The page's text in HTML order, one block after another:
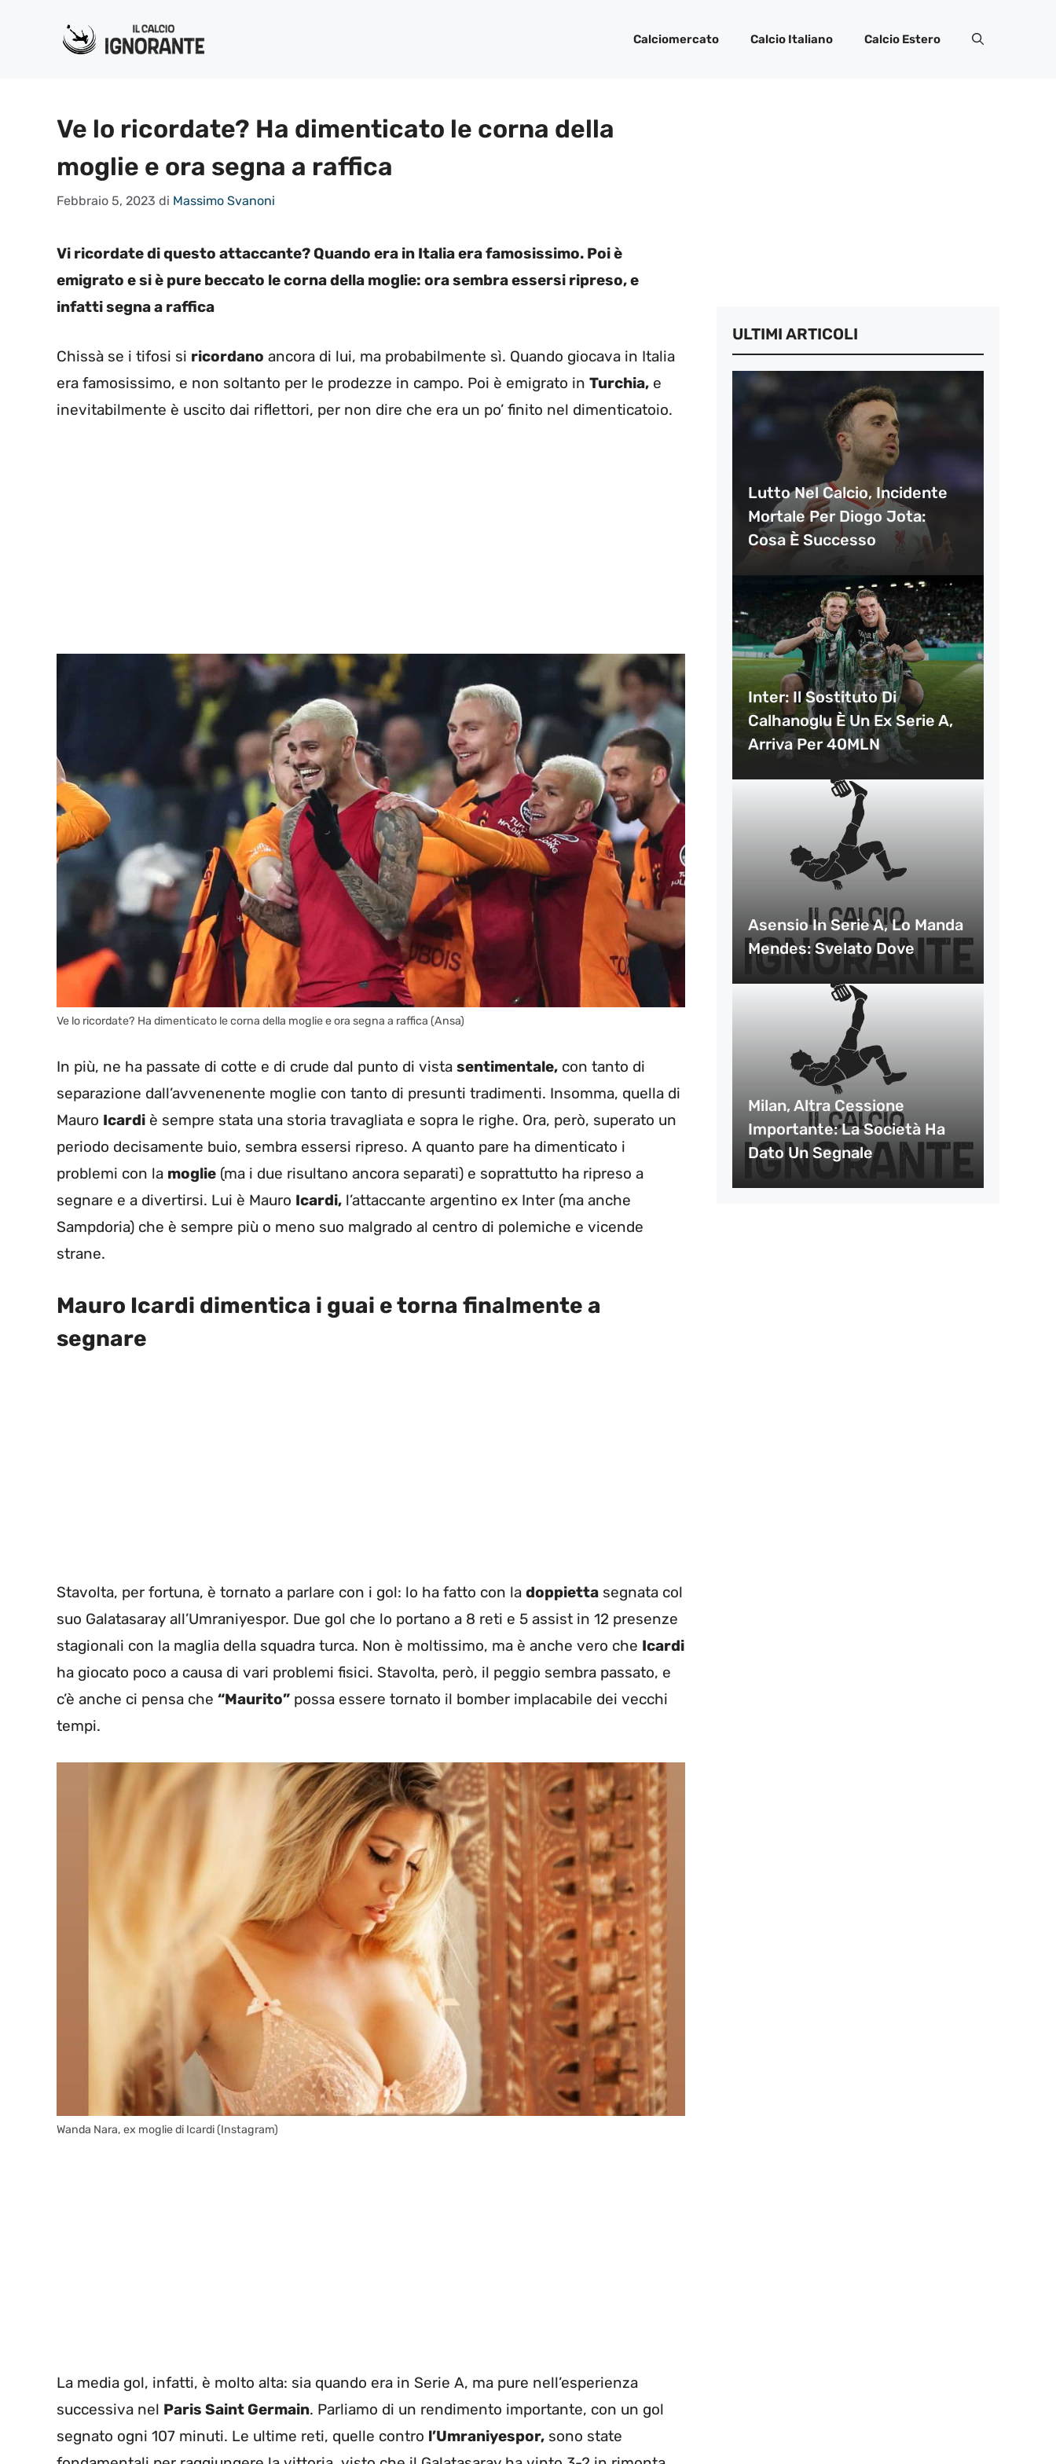
Calciomercato Calcio Italiano Calcio Estero
Ve lo ricordate? Ha dimenticato le corna della
moglie e ora segna a raffica
Febbraio 5, 2023 di Massimo Svanoni
Vi ricordate di questo attaccante? Quando era in Italia era famosissimo. Poi è
emigrato e si è pure beccato le corna della moglie: ora sembra essersi ripreso, e
infatti segna a raffica
Chissà se i tifosi si ricordano ancora di lui, ma probabilmente sì. Quando giocava in Italia
era famosissimo, e non soltanto per le prodezze in campo. Poi è emigrato in Turchia, e
inevitabilmente è uscito dai riflettori, per non dire che era un po’ finito nel dimenticatoio.
Ve lo ricordate? Ha dimenticato le corna della moglie e ora segna a raffica (Ansa)
In più, ne ha passate di cotte e di crude dal punto di vista sentimentale, con tanto di
separazione dall’avvenenente moglie con tanto di presunti tradimenti. Insomma, quella di
Mauro Icardi è sempre stata una storia travagliata e sopra le righe. Ora, però, superato un
periodo decisamente buio, sembra essersi ripreso. A quanto pare ha dimenticato i
problemi con la moglie (ma i due risultano ancora separati) e soprattutto ha ripreso a
segnare e a divertirsi. Lui è Mauro Icardi, l’attaccante argentino ex Inter (ma anche
Sampdoria) che è sempre più o meno suo malgrado al centro di polemiche e vicende
strane.
Mauro Icardi dimentica i guai e torna finalmente a
segnare
Stavolta, per fortuna, è tornato a parlare con i gol: lo ha fatto con la doppietta segnata col
suo Galatasaray all’Umraniyespor. Due gol che lo portano a 8 reti e 5 assist in 12 presenze
stagionali con la maglia della squadra turca. Non è moltissimo, ma è anche vero che Icardi
ha giocato poco a causa di vari problemi fisici. Stavolta, però, il peggio sembra passato, e
c’è anche ci pensa che “Maurito” possa essere tornato il bomber implacabile dei vecchi
tempi.
Wanda Nara, ex moglie di Icardi (Instagram)
La media gol, infatti, è molto alta: sia quando era in Serie A, ma pure nell’esperienza
successiva nel Paris Saint Germain. Parliamo di un rendimento importante, con un gol
segnato ogni 107 minuti. Le ultime reti, quelle contro l’Umraniyespor, sono state
ULTIMI ARTICOLI
Lutto Nel Calcio, Incidente
Mortale Per Diogo Jota:
Cosa È Successo
Inter: Il Sostituto Di
Calhanoglu È Un Ex Serie A,
Arriva Per 40MLN
Asensio In Serie A, Lo Manda
Mendes: Svelato Dove
Milan, Altra Cessione
Importante: La Società Ha
Dato Un Segnale